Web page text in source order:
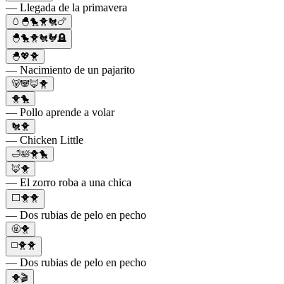
— Llegada de la primavera
🥚🐣🐤🐥🐔🍗
🐣🐤🐥🐔🐓🪦
🐣💖🐥
— Nacimiento de un pajarito
🐻🐼🦊🐥
🐥🐤
— Pollo aprende a volar
🐔🐥
— Chicken Little
🛁🛀🐥🐤
🦊🐥
— El zorro roba a una chica
⬜️🐥🐥
— Dos rubias de pelo en pecho
🤬🐥
◻️🐥🐥
— Dos rubias de pelo en pecho
🐥🎬